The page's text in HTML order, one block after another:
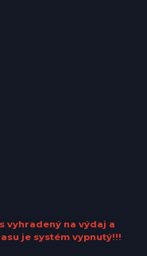
vyhradený na výdaj a
je systém vypnutý!!!